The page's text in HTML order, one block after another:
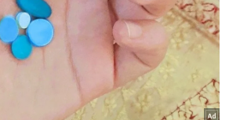
kolektif terhadap
berterusan dan efektif,
rasuah berpotensi
walaupun memerlukan